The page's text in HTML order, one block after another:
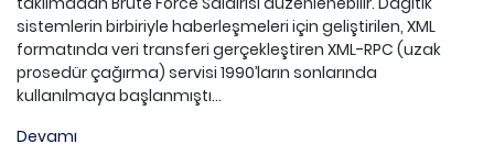
sistemlerin birbiriyle haberleşmeleri için geliştirilen, XML
formatında veri transferi gerçekleştiren XML-RPC (uzak
prosedür çağırma) servisi 1990’ların sonlarında
kullanılmaya başlanmıştı...
Devamı